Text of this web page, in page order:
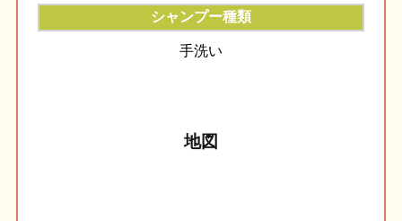
シャンプー種類
手洗い
地図